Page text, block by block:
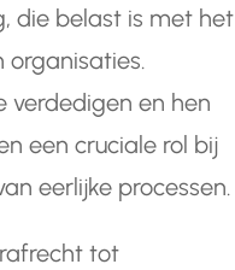
die belast is met het
organisaties.
verdedigen en hen
een cruciale rol bij
eerlijke processen.
tot